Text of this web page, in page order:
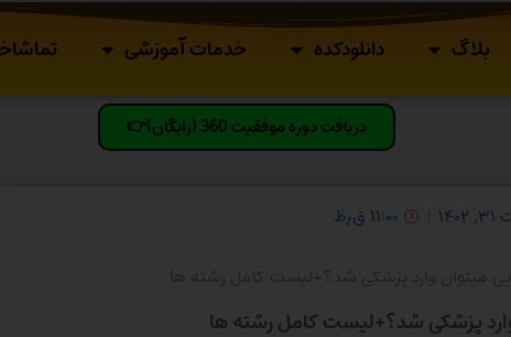
بلاگ دانلودکده خدمات آموزشی
دریافت دوره موفقیت 360 (رایگان)👉
۱۱:۰۰ ق٫ظ
پزشکی شد؟+لیست کامل رشته ها